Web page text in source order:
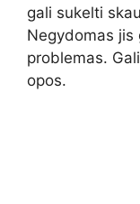
gali sukelti
Negydomas jis
problemas.
opos.